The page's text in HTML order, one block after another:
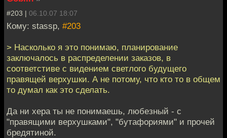
#203 | 06.10.07 18:07
Кому: stassp, #203
> Насколько я это понимаю, планирование
заключалось в распределении заказов, в
соответстиве с видением светлого будущего
правящей верхушки. А не потому, что кто то в общем
то думал как это сделать.
Да ни хера ты не понимаешь, любезный - с
"правящими верхушками", "бутафориями" и прочей
бредятиной.